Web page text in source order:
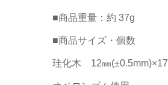
■商品重量：約 37g
■商品サイズ・個数
珪化木 12㎜(±0.5mm)×17